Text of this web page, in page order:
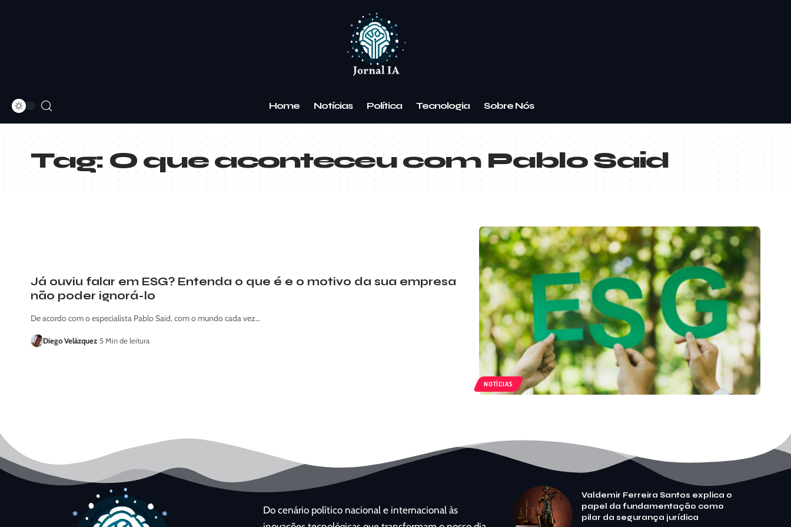
Home Notícias Política Tecnologia Sobre Nós
Tag: O que aconteceu com Pablo Said
NOTÍCIAS
Já ouviu falar em ESG? Entenda o que é e o motivo da sua empresa
não poder ignorá-lo
De acordo com o especialista Pablo Said, com o mundo cada vez…
Diego Velázquez 5 Min de leitura
Do cenário político nacional e internacional às
Valdemir Ferreira Santos explica o
papel da fundamentação como
pilar da segurança jurídica